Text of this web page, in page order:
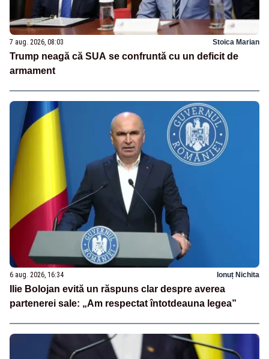
7 aug. 2026, 08:03 Stoica Marian
Trump neagă că SUA se confruntă cu un deficit de
armament
6 aug. 2026, 16:34 Ionuț Nichita
Ilie Bolojan evită un răspuns clar despre averea
partenerei sale: „Am respectat întotdeauna legea”